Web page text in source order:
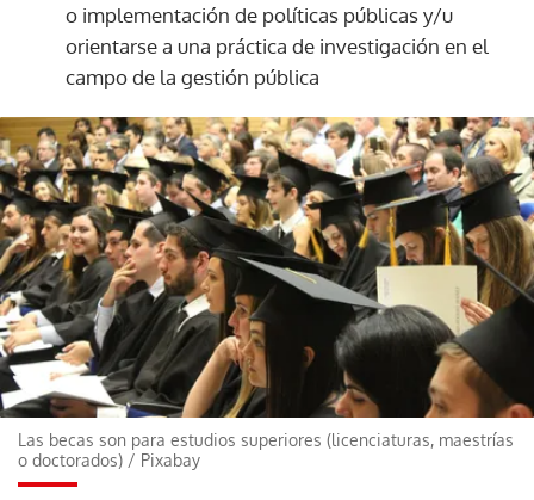
o implementación de políticas públicas y/u
orientarse a una práctica de investigación en el
campo de la gestión pública
Las becas son para estudios superiores (licenciaturas, maestrías
o doctorados) / Pixabay